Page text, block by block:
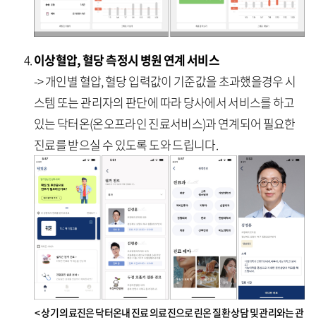
이상혈압, 혈당 측정시 병원 연계 서비스
-> 개인별 혈압, 혈당 입력값이 기준값을 초과했을경우 시
스템 또는 관리자의 판단에 따라 당사에서 서비스를 하고
있는 닥터온(온오프라인 진료서비스)과 연계되어 필요한
진료를 받으실 수 있도록 도와 드립니다.
< 상기 의료진은 닥터온내 진료 의료진으로 린온 질환 상담 및 관리와는 관